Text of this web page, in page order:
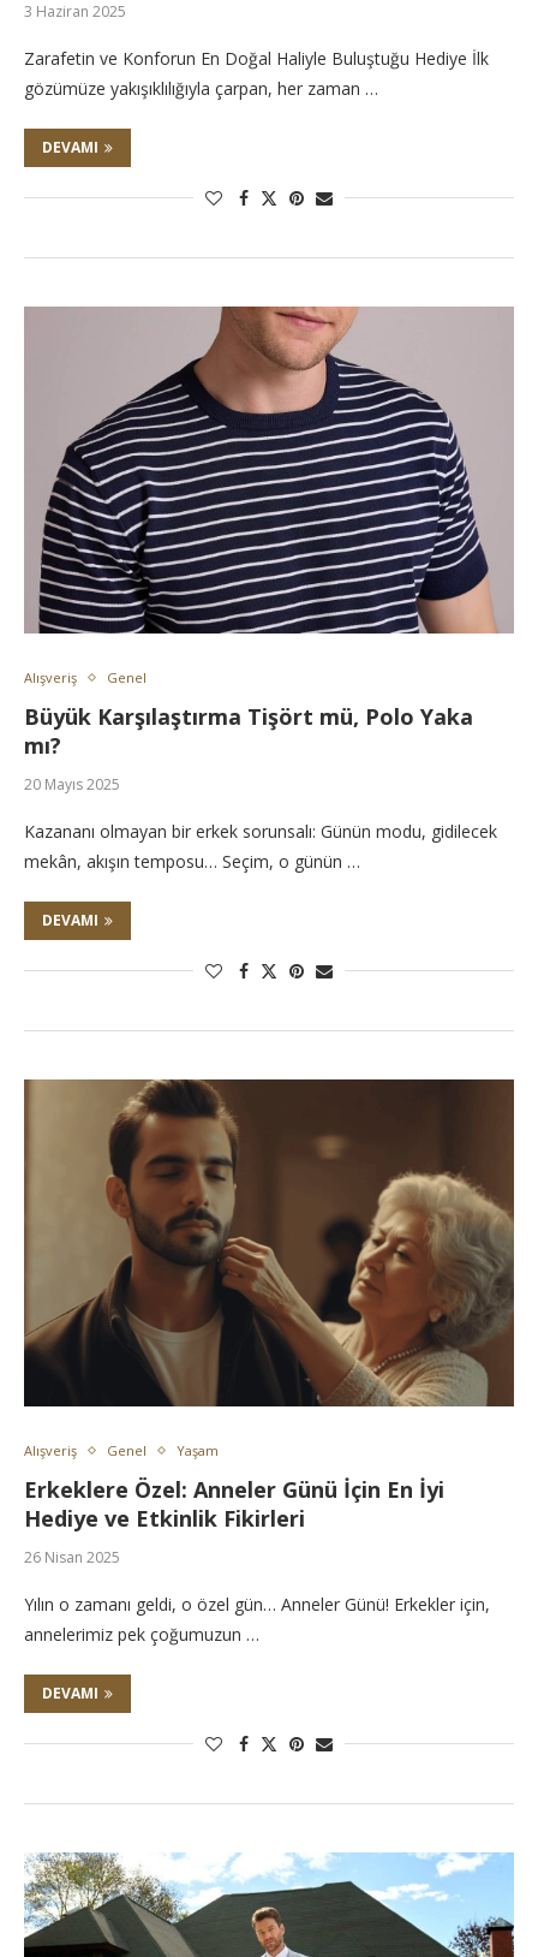
3 Haziran 2025
Zarafetin ve Konforun En Doğal Haliyle Buluştuğu Hediye İlk
gözümüze yakışıklılığıyla çarpan, her zaman …
DEVAMI
Alışveriş Genel
Büyük Karşılaştırma Tişört mü, Polo Yaka
mı?
20 Mayıs 2025
Kazananı olmayan bir erkek sorunsalı: Günün modu, gidilecek
mekân, akışın temposu… Seçim, o günün …
DEVAMI
Alışveriş Genel Yaşam
Erkeklere Özel: Anneler Günü İçin En İyi
Hediye ve Etkinlik Fikirleri
26 Nisan 2025
Yılın o zamanı geldi, o özel gün… Anneler Günü! Erkekler için,
annelerimiz pek çoğumuzun …
DEVAMI